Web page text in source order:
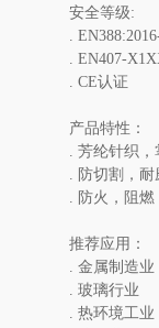
安全等级:
.
. EN407-
. CE认证
产品特性：
. 芳纶针织
. 防切割，
. 防火，阻
推荐应用：
. 金属制造业
. 玻璃行业
. 热环境工业